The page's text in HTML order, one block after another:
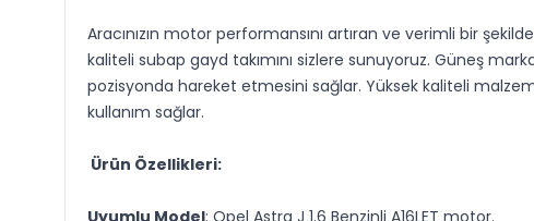
Aracınızın motor performansını artıran ve verimli bir
kaliteli subap gayd takımını sizlere sunuyoruz. Güneş
pozisyonda hareket etmesini sağlar. Yüksek kaliteli
kullanım sağlar.
Ürün Özellikleri:
Uyumlu Model: Opel Astra J 1.6 Benzinli A16LET motor.